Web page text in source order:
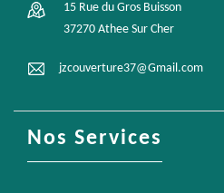
15 Rue du Gros Buisson
37270 Athee Sur Cher
jzcouverture37@Gmail.com
Nos Services